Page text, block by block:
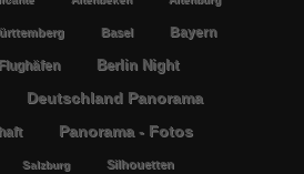
Basel Bayern
Berlin Night
Deutschland Panorama
Panorama - Fotos
Salzburg Silhouetten